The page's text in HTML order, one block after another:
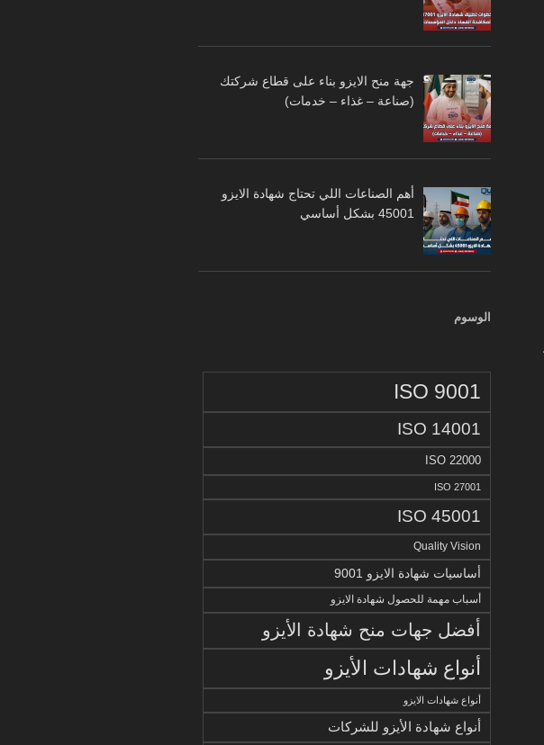
جهة منح الايزو بناء على قطاع شركتك
(صناعة – غذاء – خدمات)
أهم الصناعات اللي تحتاج شهادة الايزو
45001 بشكل أساسي
الوسوم
ISO 9001
ISO 14001
ISO 22000
ISO 27001
ISO 45001
Quality Vision
أساسيات شهادة الايزو 9001
أسباب مهمة للحصول شهادة الايزو
أفضل جهات منح شهادة الأيزو
أنواع شهادات الأيزو
أنواع شهادات الايزو
أنواع شهادة الأيزو للشركات